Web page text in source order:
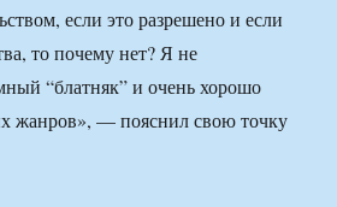
если это разрешено и если
то почему нет? Я не
“блатняк” и очень хорошо
жанров», — пояснил свою точку